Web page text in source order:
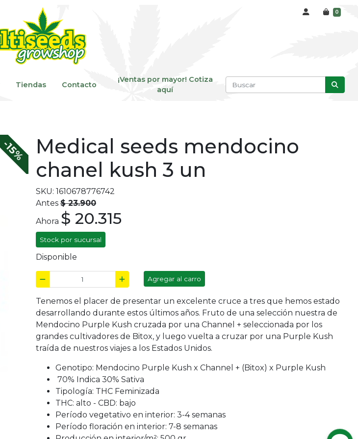
0
Tiendas Contacto
¡Ventas por mayor! Cotiza
aquí
-15% Medical seeds mendocino
chanel kush 3 un
SKU: 1610678776742
Antes $ 23.900
Ahora $ 20.315
Stock por sucursal
Disponible
Agregar al carro
Tenemos el placer de presentar un excelente cruce a tres que hemos estado
desarrollando durante estos últimos años. Fruto de una selección nuestra de
Mendocino Purple Kush cruzada por una Channel + seleccionada por los
grandes cultivadores de Bitox, y luego vuelta a cruzar por una Purple Kush
traída de nuestros viajes a los Estados Unidos.
Genotipo: Mendocino Purple Kush x Channel + (Bitox) x Purple Kush
70% Indica 30% Sativa
Tipología: THC Feminizada
THC: alto - CBD: bajo
Período vegetativo en interior: 3-4 semanas
Período floración en interior: 7-8 semanas